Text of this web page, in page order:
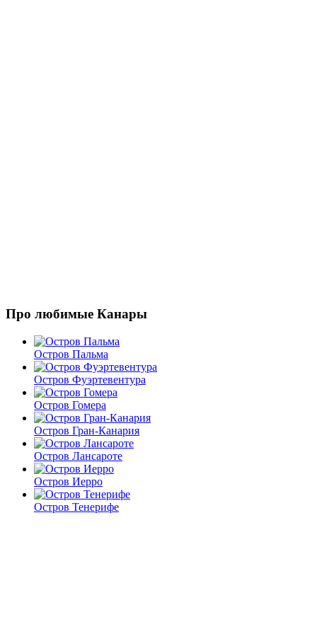
Про любимые Канары
Остров Пальма
Остров Фуэртевентура
Остров Гомера
Остров Гран-Канария
Остров Лансароте
Остров Иерро
Остров Тенерифе